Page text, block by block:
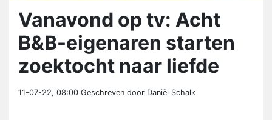
Vanavond op tv: Acht
B&B-eigenaren starten
zoektocht naar liefde
11-07-22, 08:00 Geschreven door Daniël Schalk